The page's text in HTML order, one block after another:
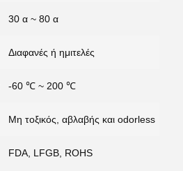
30 α ~ 80 α
Διαφανές ή ημιτελές
-60 ℃ ~ 200 ℃
Μη τοξικός, αβλαβής και odorless
FDA, LFGB, ROHS